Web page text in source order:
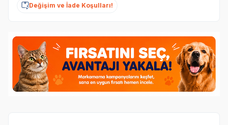
Değişim ve İade Koşulları!